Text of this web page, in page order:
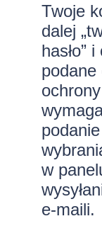
Twoje
dalej
hasło”
podane
w
e-maili.